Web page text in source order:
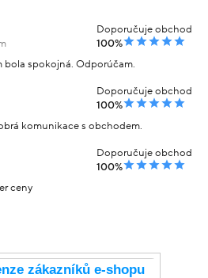
Doporučuje obchod
100%
bola spokojná. Odporúčam.
Doporučuje obchod
100%
komunikace s obchodem.
Doporučuje obchod
100%
ceny